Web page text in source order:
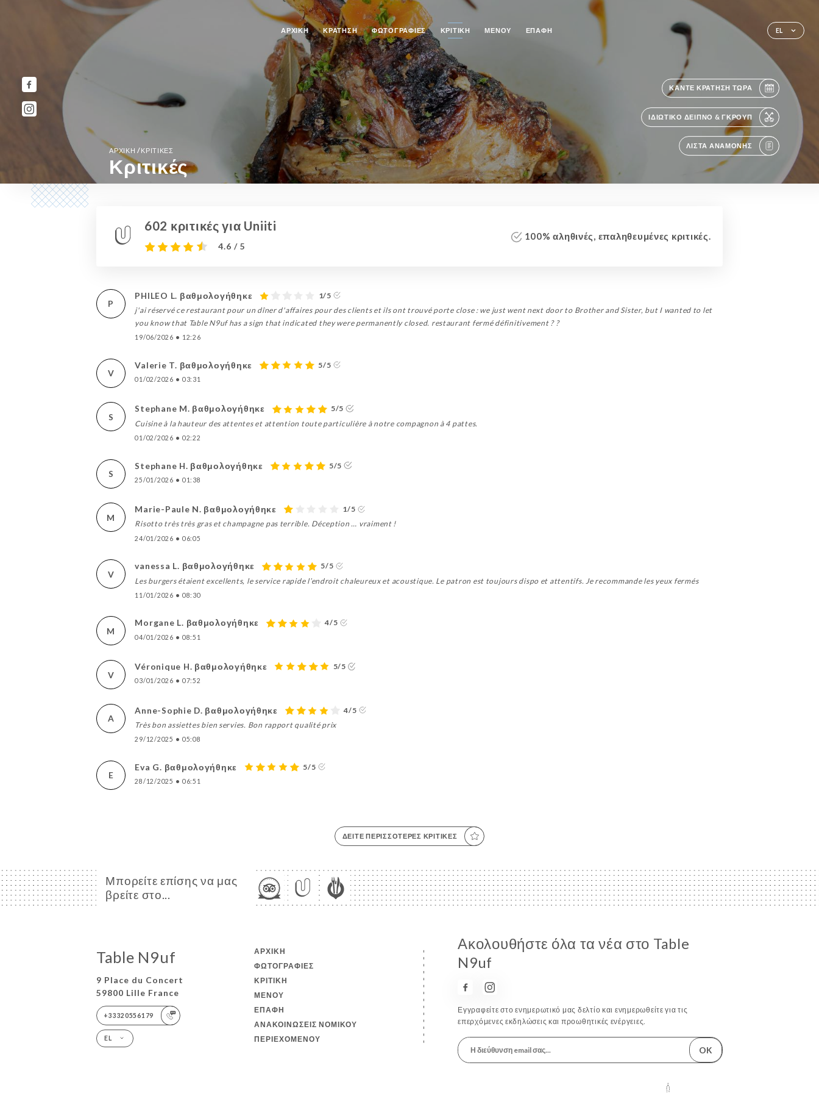
EL
ΑΡΧΙΚΉ ΚΡΆΤΗΣΗ ΦΩΤΟΓΡΑΦΊΕΣ ΚΡΙΤΙΚΉ ΜΕΝΟΎ ΕΠΑΦΉ
ΚΆΝΤΕ ΚΡΆΤΗΣΗ ΤΏΡΑ
ΙΔΙΩΤΙΚΌ ΔΕΊΠΝΟ & ΓΚΡΟΥΠ
ΛΊΣΤΑ ΑΝΑΜΟΝΉΣ
ΑΡΧΙΚΉ/ ΚΡΙΤΙΚΈΣ
Κριτικές
602 κριτικές για Uniiti
4.6 / 5
100% αληθινές, επαληθευμένες κριτικές.
P
PHILEO L. βαθμολογήθηκε
1/5
j'ai réservé ce restaurant pour un dîner d'affaires pour des clients et ils ont trouvé porte close : we just went next door to Brother and Sister, but I wanted to let
you know that Table N9uf has a sign that indicated they were permanently closed. restaurant fermé définitivement ? ?
19/06/2026 • 12:26
V
Valerie T. βαθμολογήθηκε 5/5
01/02/2026 • 03:31
S
Stephane M. βαθμολογήθηκε
5/5
Cuisine à la hauteur des attentes et attention toute particulière à notre compagnon à 4 pattes.
01/02/2026 • 02:22
S
Stephane H. βαθμολογήθηκε 5/5
25/01/2026 • 01:38
M
Marie-Paule N. βαθμολογήθηκε
1/5
Risotto très très gras et champagne pas terrible. Déception … vraiment !
24/01/2026 • 06:05
V
vanessa L. βαθμολογήθηκε
5/5
Les burgers étaient excellents, le service rapide l’endroit chaleureux et acoustique. Le patron est toujours dispo et attentifs. Je recommande les yeux fermés
11/01/2026 • 08:30
M
Morgane L. βαθμολογήθηκε 4/5
04/01/2026 • 08:51
V
Véronique H. βαθμολογήθηκε 5/5
03/01/2026 • 07:52
A
Anne-Sophie D. βαθμολογήθηκε
4/5
Très bon assiettes bien servies. Bon rapport qualité prix
29/12/2025 • 05:08
E
Eva G. βαθμολογήθηκε 5/5
28/12/2025 • 06:51
ΔΕΊΤΕ ΠΕΡΙΣΣΌΤΕΡΕΣ ΚΡΙΤΙΚΈΣ
Μπορείτε επίσης να μας
βρείτε στο...
Table N9uf
9 Place du Concert
59800 Lille France
+33320556179
EL
ΑΡΧΙΚΉ
ΦΩΤΟΓΡΑΦΊΕΣ
ΚΡΙΤΙΚΉ
ΜΕΝΟΎ
ΕΠΑΦΉ
ΑΝΑΚΟΙΝΏΣΕΙΣ ΝΟΜΙΚΟΎ
ΠΕΡΙΕΧΟΜΈΝΟΥ
Ακολουθήστε όλα τα νέα στο Table
N9uf
Εγγραφείτε στο ενημερωτικό μας δελτίο και ενημερωθείτε για τις
επερχόμενες εκδηλώσεις και προωθητικές ενέργειες.
OK